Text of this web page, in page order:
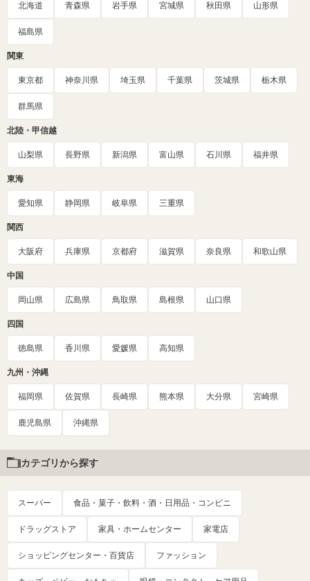
北海道 青森県 岩手県 宮城県 秋田県 山形県
福島県
関東
東京都 神奈川県 埼玉県 千葉県 茨城県 栃木県
群馬県
北陸・甲信越
山梨県 長野県 新潟県 富山県 石川県 福井県
東海
愛知県 静岡県 岐阜県 三重県
関西
大阪府 兵庫県 京都府 滋賀県 奈良県 和歌山県
中国
岡山県 広島県 鳥取県 島根県 山口県
四国
徳島県 香川県 愛媛県 高知県
九州・沖縄
福岡県 佐賀県 長崎県 熊本県 大分県 宮崎県
鹿児島県 沖縄県
カテゴリから探す
スーパー 食品・菓子・飲料・酒・日用品・コンビニ
ドラッグストア 家具・ホームセンター 家電店
ショッピングセンター・百貨店 ファッション